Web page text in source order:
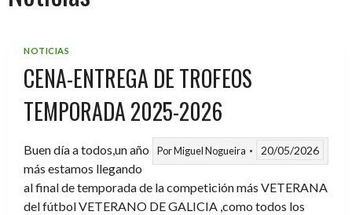
NOTICIAS
CENA-ENTREGA DE TROFEOS
TEMPORADA 2025-2026
PorMiguel Nogueira 20/05/2026
Buen día a todos,un año
más estamos llegando
al final de temporada de la competición más VETERANA
del fútbol VETERANO DE GALICIA ,como todos los